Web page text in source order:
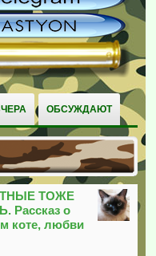
ОБСУЖДАЮТ
ТОЖЕ
о
коте, любви